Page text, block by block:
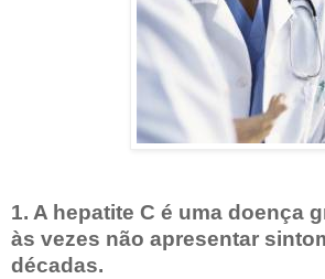
1. A hepatite C é uma doença
às vezes não apresentar
décadas.